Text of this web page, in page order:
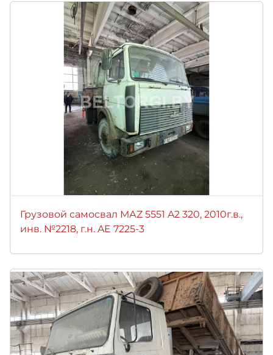
Грузовой самосвал МАZ 5551 A2 320, 2010г.в.,
инв. №2218, г.н. AE 7225-3